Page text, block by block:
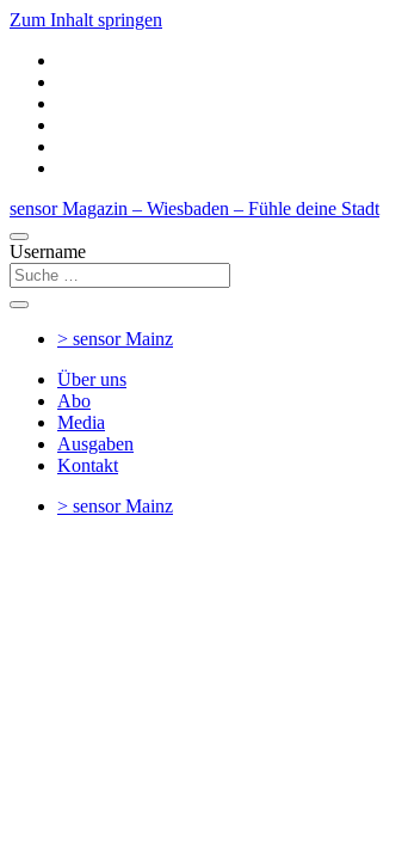
Zum Inhalt springen
sensor Magazin – Wiesbaden – Fühle deine Stadt
Username
> sensorMainz
Über uns
Abo
Media
Ausgaben
Kontakt
> sensorMainz